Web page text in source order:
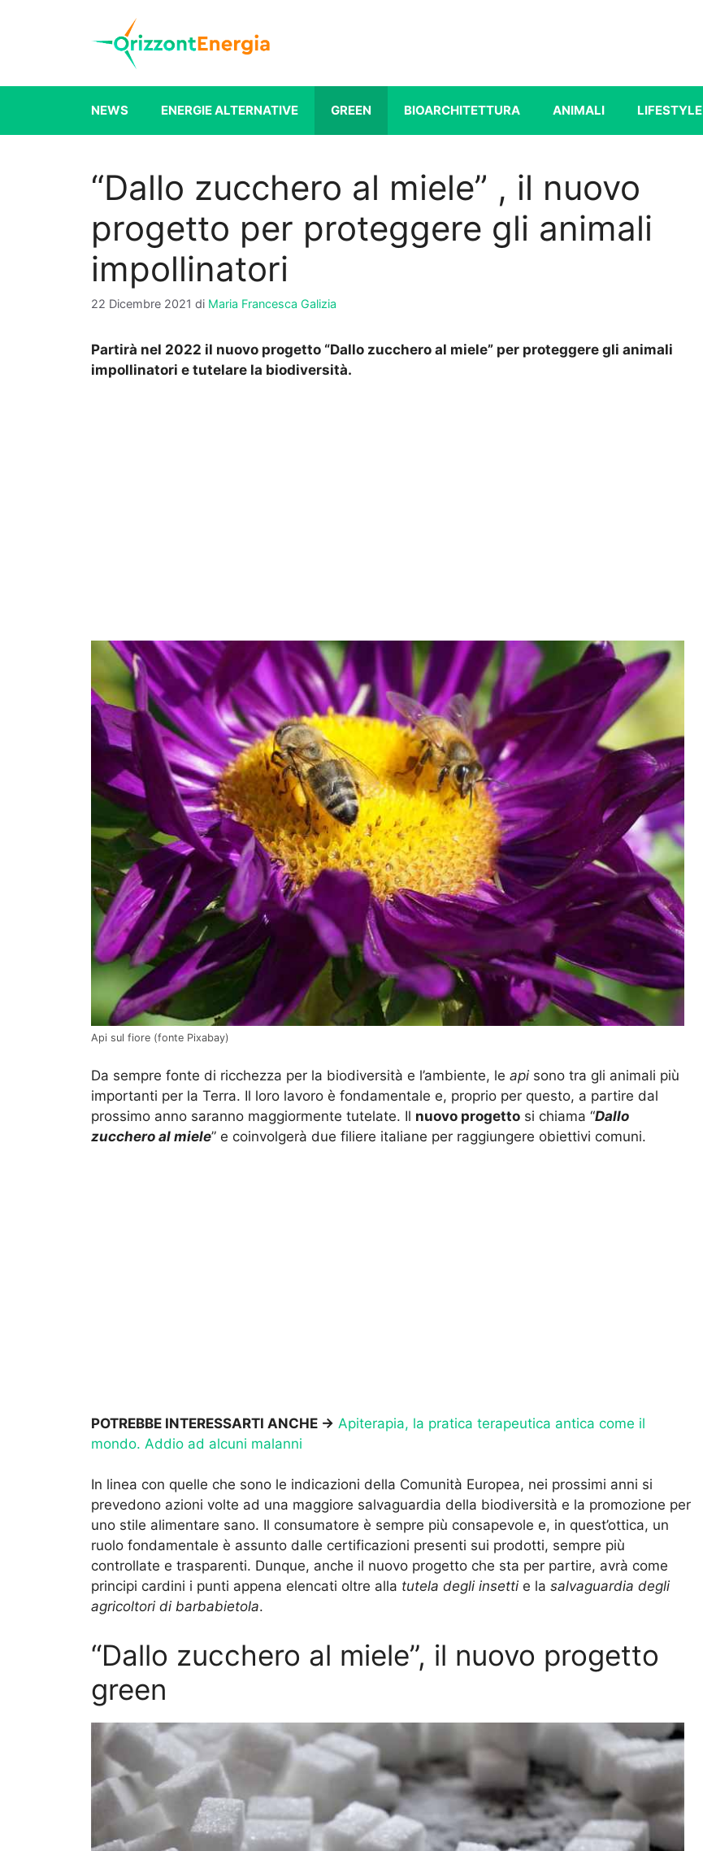
NEWS ENERGIE ALTERNATIVE GREEN BIOARCHITETTURA ANIMALI LIFESTYLE
“Dallo zucchero al miele” , il nuovo
progetto per proteggere gli animali
impollinatori
22 Dicembre 2021 di Maria Francesca Galizia
Partirà nel 2022 il nuovo progetto “Dallo zucchero al miele” per proteggere gli animali
impollinatori e tutelare la biodiversità.
Api sul fiore (fonte Pixabay)
Da sempre fonte di ricchezza per la biodiversità e l’ambiente, le api sono tra gli animali più
importanti per la Terra. Il loro lavoro è fondamentale e, proprio per questo, a partire dal
prossimo anno saranno maggiormente tutelate. Il nuovo progetto si chiama “Dallo
zucchero al miele” e coinvolgerà due filiere italiane per raggiungere obiettivi comuni.
POTREBBE INTERESSARTI ANCHE -> Apiterapia, la pratica terapeutica antica come il
mondo. Addio ad alcuni malanni
In linea con quelle che sono le indicazioni della Comunità Europea, nei prossimi anni si
prevedono azioni volte ad una maggiore salvaguardia della biodiversità e la promozione per
uno stile alimentare sano. Il consumatore è sempre più consapevole e, in quest’ottica, un
ruolo fondamentale è assunto dalle certificazioni presenti sui prodotti, sempre più
controllate e trasparenti. Dunque, anche il nuovo progetto che sta per partire, avrà come
principi cardini i punti appena elencati oltre alla tutela degli insetti e la salvaguardia degli
agricoltori di barbabietola.
“Dallo zucchero al miele”, il nuovo progetto
green